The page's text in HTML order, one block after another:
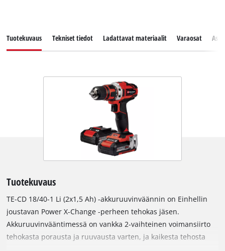
Tuotekuvaus Tekniset tiedot Ladattavat materiaalit Varaosat
Tuotekuvaus
TE-CD 18/40-1 Li (2x1,5 Ah) -akkuruuvinväännin on Einhellin
joustavan Power X-Change -perheen tehokas jäsen.
Akkuruuvinvääntimessä on vankka 2-vaihteinen voimansiirto
tehokasta porausta ja ruuvausta varten, ja kaikesta tehosta